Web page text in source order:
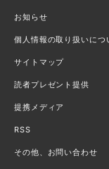
お知らせ
個人情報の取り扱いにつ
サイトマップ
読者プレゼント提供
提携メディア
RSS
その他、お問い合わせ